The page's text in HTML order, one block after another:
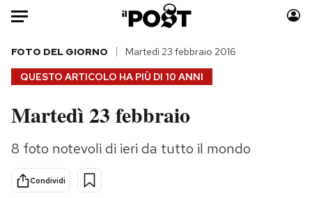
Auto
HOME
Italia
Politica
Tecnologia
Moda
Consumismi
QUESTO ARTICOLO HA PIÙ DI 10 ANNI
FOTO DEL GIORNO Martedì 23 febbraio 2016
Martedì 23 febbraio
8 foto notevoli di ieri da tutto il mondo
Condividi